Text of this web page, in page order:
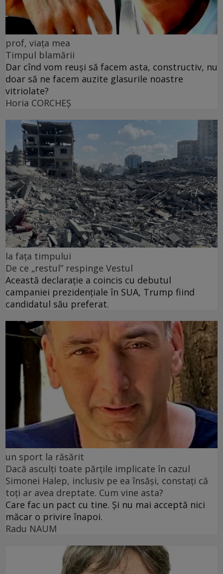
prof, viața mea
Timpul blamării
Dar cînd vom reuși să facem asta, constructiv, nu
doar să ne facem auzite glasurile noastre
vitriolate?
Horia CORCHEŞ
la fața timpului
De ce „restul” respinge Vestul
Această declarație a coincis cu debutul
campaniei prezidențiale în SUA, Trump fiind
candidatul său preferat.
un sport la răsărit
Dacă asculți toate părțile implicate în cazul
Simonei Halep, inclusiv pe ea însăși, constați că
toți ar avea dreptate. Cum vine asta?
Care fac un pact cu tine. Și nu mai acceptă nici
măcar o privire înapoi.
Radu NAUM